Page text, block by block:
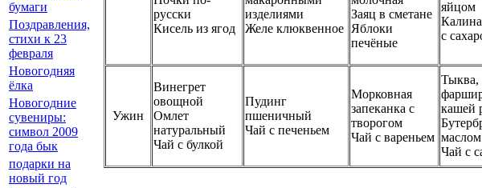
русски
Кисель из ягод
изделиями
Желе клюквенное
Заяц в сметане
Яблоки
печёные
яйцом
с
Ужин
Винегрет
овощной
Омлет
натуральный
Чай с булкой
Пудинг
пшеничный
Чай с печеньем
Морковная
запеканка с
творогом
Чай с вареньем
Тыква,
кашей
маслом
Чай с
бумаги
Поздравления,
стихи к 23
февраля
Новогодняя
ёлка
Новогодние
сувениры:
символ 2009
года бык
подарки на
новый год